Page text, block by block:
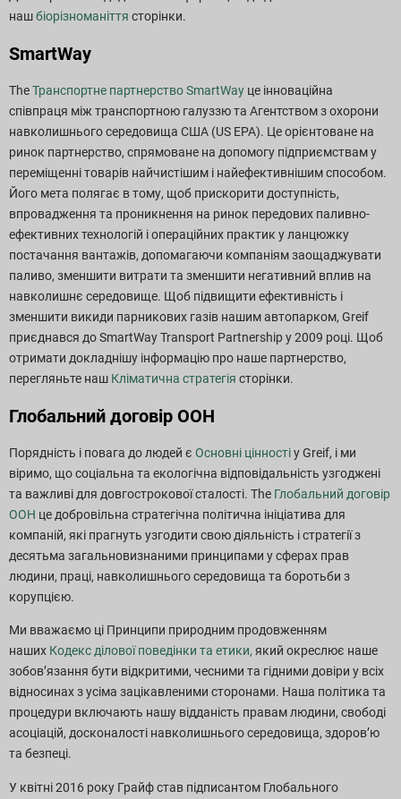
нашбіорізноманіття сторінки.
SmartWay
TheТранспортне партнерство SmartWay це інноваційна
співпраця між транспортною галуззю та Агентством з охорони
навколишнього середовища США (US EPA). Це орієнтоване на
ринок партнерство, спрямоване на допомогу підприємствам у
переміщенні товарів найчистішим і найефективнішим способом.
Його мета полягає в тому, щоб прискорити доступність,
впровадження та проникнення на ринок передових паливно-
ефективних технологій і операційних практик у ланцюжку
постачання вантажів, допомагаючи компаніям заощаджувати
паливо, зменшити витрати та зменшити негативний вплив на
навколишнє середовище. Щоб підвищити ефективність і
зменшити викиди парникових газів нашим автопарком, Greif
приєднався до SmartWay Transport Partnership у 2009 році. Щоб
отримати докладнішу інформацію про наше партнерство,
перегляньте наш Кліматична стратегія сторінки.
Глобальний договір ООН
Порядність і повага до людей є Основні цінностіу Greif, і ми
віримо, що соціальна та екологічна відповідальність узгоджені
та важливі для довгострокової сталості. The Глобальний договір
ООН це добровільна стратегічна політична ініціатива для
компаній, які прагнуть узгодити свою діяльність і стратегії з
десятьма загальновизнаними принципами у сферах прав
людини, праці, навколишнього середовища та боротьби з
корупцією.
Ми вважаємо ці Принципи природним продовженням
наших Кодекс ділової поведінки та етики, який окреслює наше
зобов’язання бути відкритими, чесними та гідними довіри у всіх
відносинах з усіма зацікавленими сторонами. Наша політика та
процедури включають нашу відданість правам людини, свободі
асоціацій, досконалості навколишнього середовища, здоров’ю
та безпеці.
У квітні 2016 року Грайф став підписантом Глобального